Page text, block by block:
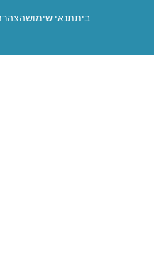
תנאי שימושהצהרת